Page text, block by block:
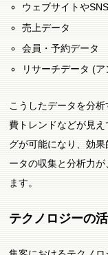
ウェブサイトや
売上データ
会員・予約データ
リサーチデータ (
こうしたデータを分
費トレンドなどが見
グが可能になり、効
ータの収集と分析力
ます。
テクノロジーの